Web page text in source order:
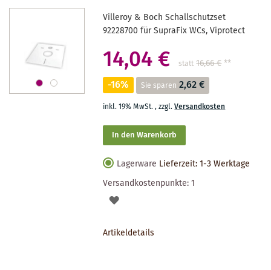
Villeroy & Boch Schallschutzset
92228700 für SupraFix WCs, Viprotect
14,04 € statt 16,66 €**
-16% Sie sparen 2,62 €
inkl. 19% MwSt.,zzgl.Versandkosten
In den Warenkorb
Lagerware Lieferzeit: 1-3 Werktage
Versandkostenpunkte:1
AUF
Artikeldetails